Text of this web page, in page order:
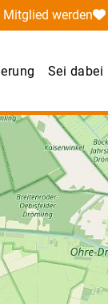
Mitglied werden
Sei dabei